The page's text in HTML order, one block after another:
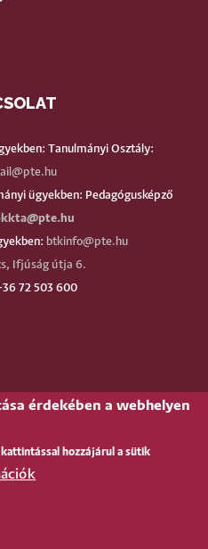
Tanulmányi Osztály:
ügyekben: Pedagógusképző
btkinfo@pte.hu
Ifjúság útja 6.
72 503 600
érdekében a webhelyen
hozzájárul a sütik